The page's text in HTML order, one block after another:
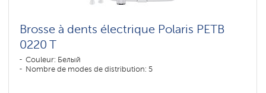
Brosse à dents électrique Polaris PETB
0220 T
Couleur: Белый
Nombre de modes de distribution: 5